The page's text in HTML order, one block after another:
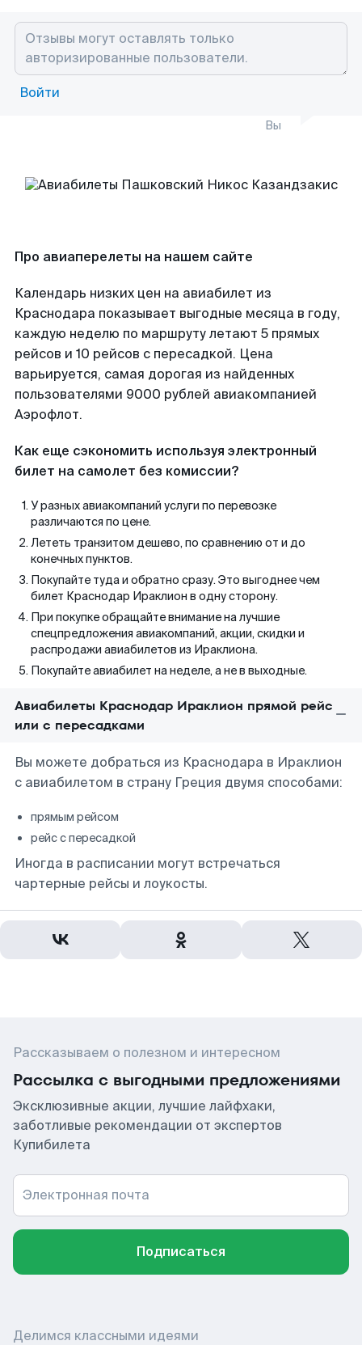
Войти
Вы
Про авиаперелеты на нашем сайте
Календарь низких цен на авиабилет из
Краснодара показывает выгодные месяца в году,
каждую неделю по маршруту летают 5 прямых
рейсов и 10 рейсов с пересадкой. Цена
варьируется, самая дорогая из найденных
пользователями 9000 рублей авиакомпанией
Аэрофлот.
Как еще сэкономить используя электронный
билет на самолет без комиссии?
У разных авиакомпаний услуги по перевозке
различаются по цене.
Лететь транзитом дешево, по сравнению от и до
конечных пунктов.
Покупайте туда и обратно сразу. Это выгоднее чем
билет Краснодар Ираклион в одну сторону.
При покупке обращайте внимание на лучшие
спецпредложения авиакомпаний, акции, скидки и
распродажи авиабилетов из Ираклиона.
Покупайте авиабилет на неделе, а не в выходные.
Авиабилеты Краснодар Ираклион прямой рейс
или с пересадками
Вы можете добраться из Краснодара в Ираклион
с авиабилетом в страну Греция двумя способами:
прямым рейсом
рейс с пересадкой
Иногда в расписании могут встречаться
чартерные рейсы и лоукосты.
Рассказываем о полезном и интересном
Рассылка с выгодными предложениями
Эксклюзивные акции, лучшие лайфхаки,
заботливые рекомендации от экспертов
Купибилета
Электронная почта
Подписаться
Делимся классными идеями